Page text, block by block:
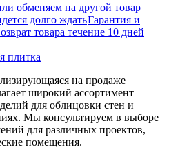
обменяем на другой товар
долго ждатьГарантия и
товара течение 10 дней
на продаже
широкий ассортимент
для облицовки стен и
Мы консультируем в выборе
для различных проектов,
помещения.